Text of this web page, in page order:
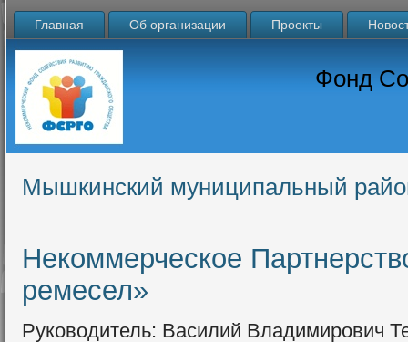
Главная Об организации Проекты
Фонд
Мышкинский муниципальный
Некоммерческое
ремесел»
Руководитель: Василий Владимирович